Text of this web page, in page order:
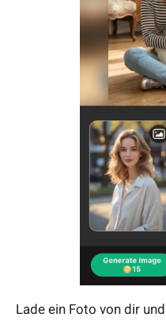
Lade ein Foto von dir